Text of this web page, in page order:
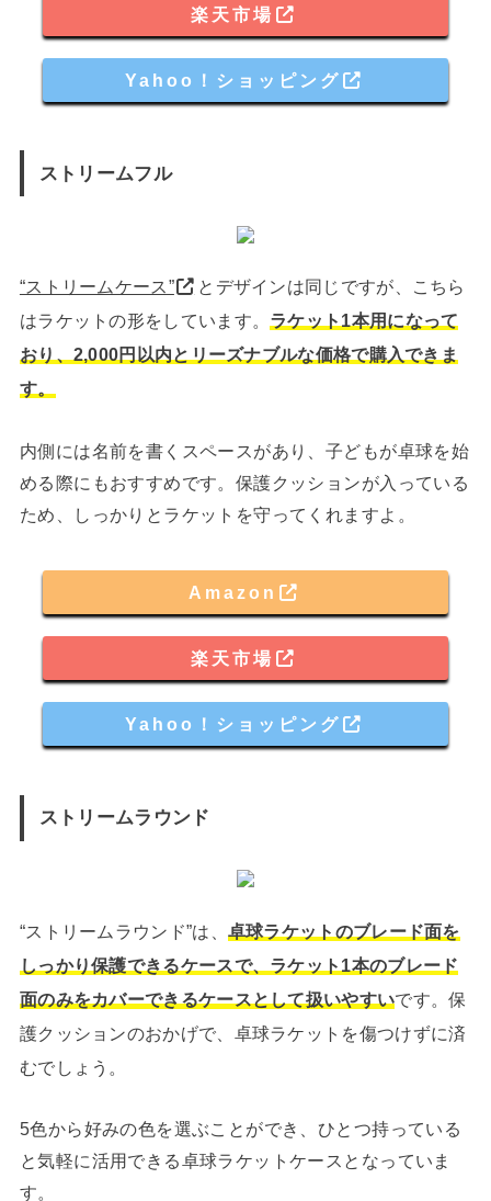
楽天市場
Yahoo！ショッピング
ストリームフル
“ストリームケース”
とデザインは同じですが、こちら
はラケットの形をしています。 ラケット1本用になって
おり、2,000円以内とリーズナブルな価格で購入できま
す。
内側には名前を書くスペースがあり、子どもが卓球を始
める際にもおすすめです。保護クッションが入っている
ため、しっかりとラケットを守ってくれますよ。
Amazon
楽天市場
Yahoo！ショッピング
ストリームラウンド
“ストリームラウンド”は、 卓球ラケットのブレード面を
しっかり保護できるケースで、ラケット1本のブレード
面のみをカバーできるケースとして扱いやすいです。保
護クッションのおかげで、卓球ラケットを傷つけずに済
むでしょう。
5色から好みの色を選ぶことができ、ひとつ持っている
と気軽に活用できる卓球ラケットケースとなっていま
す。